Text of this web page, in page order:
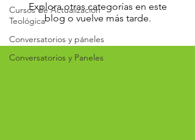
Cursos de Actualización
Teológica
Conversatorios y páneles
Conversatorios y Paneles
Explora otras categorías en este
blog o vuelve más tarde.